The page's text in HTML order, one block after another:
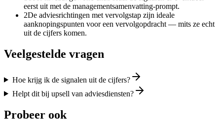
eerst uit met de managementsamenvatting-prompt.
2De adviesrichtingen met vervolgstap zijn ideale
aanknopingspunten voor een vervolgopdracht — mits ze echt
uit de cijfers komen.
Veelgestelde vragen
Hoe krijg ik de signalen uit de cijfers?
Helpt dit bij upsell van adviesdiensten?
Probeer ook